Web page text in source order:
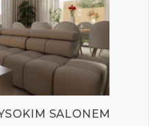
SALONEM